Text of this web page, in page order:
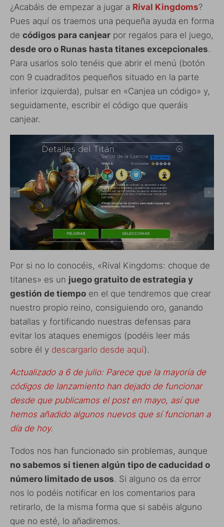
¿Acabáis de empezar a jugar a Rival Kingdoms?
Pues aquí os traemos una pequeña ayuda en forma
de códigos para canjear por regalos para el juego,
desde oro o Runas hasta titanes excepcionales.
Para usarlos solo tenéis que abrir el menú (botón
con 9 cuadraditos pequeños situado en la parte
inferior izquierda), pulsar en «Canjea un código» y,
seguidamente, escribir el código que queráis
canjear.
Por si no lo conocéis, «Rival Kingdoms: choque de
titanes» es un juego gratuito de estrategia y
gestión de tiempo en el que tendremos que crear
nuestro propio reino, consiguiendo oro, ganando
batallas y fortificando nuestras defensas para
evitar los ataques enemigos (podéis leer más
sobre él y descargarlo desde aquí).
Actualizado a 6 de julio: Parece que la mayoría de
códigos de lanzamiento han dejado de funcionar
desde que publicamos el post en mayo, así que
hemos añadido algunos nuevos que sí funcionan a
día de hoy.
Todos nos han funcionado sin problemas, aunque
no sabemos si tienen algún tipo de caducidad o
número limitado de usos. Si alguno os da error
nos lo podéis notificar en los comentarios para
retirarlo, de la misma forma que si sabéis alguno
que no esté, lo añadiremos.